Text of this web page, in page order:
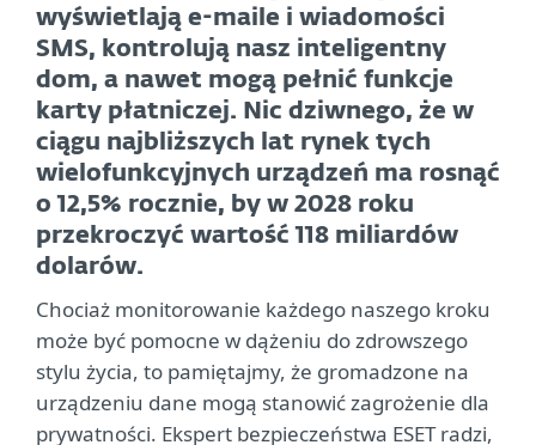
wyświetlają e-maile i wiadomości
SMS, kontrolują nasz inteligentny
dom, a nawet mogą pełnić funkcje
karty płatniczej. Nic dziwnego, że w
ciągu najbliższych lat rynek tych
wielofunkcyjnych urządzeń ma rosnąć
o 12,5% rocznie, by w 2028 roku
przekroczyć wartość 118 miliardów
dolarów.
Chociaż monitorowanie każdego naszego kroku
może być pomocne w dążeniu do zdrowszego
stylu życia, to pamiętajmy, że gromadzone na
urządzeniu dane mogą stanowić zagrożenie dla
prywatności. Ekspert bezpieczeństwa ESET radzi,